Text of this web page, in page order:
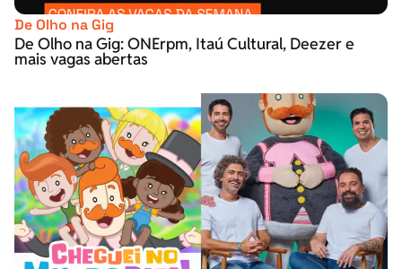
De Olho na Gig
De Olho na Gig: ONErpm, Itaú Cultural, Deezer e
mais vagas abertas